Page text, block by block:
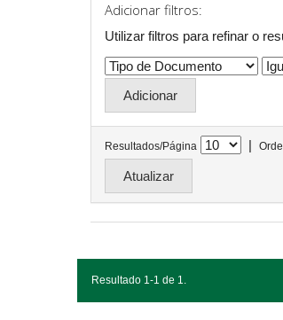
Adicionar filtros:
Utilizar filtros para refinar o
Resultados/Página |
Resultado 1-1 de 1.